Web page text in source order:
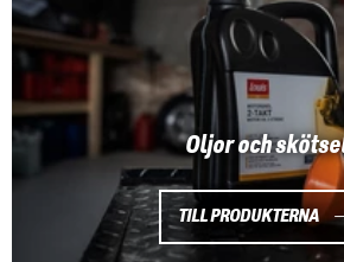
Oljor och
TILL PRODUKTERNA